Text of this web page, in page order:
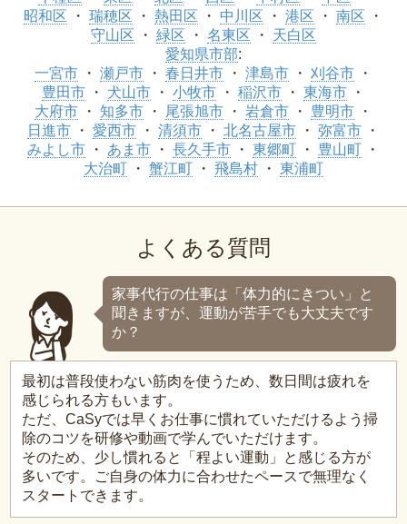
昭和区
瑞穂区 熱田区 中川区 港区
南区
守山区
緑区 名東区
天白区
愛知県市部:
一宮市
瀬戸市 春日井市 津島市
刈谷市
豊田市
犬山市 小牧市 稲沢市
東海市
大府市
知多市 尾張旭市 岩倉市
豊明市
日進市
愛西市 清須市 北名古屋市
弥富市
みよし市
あま市 長久手市 東郷町
豊山町
大治町
蟹江町 飛島村 東浦町
よくある質問
家事代行の仕事は「体力的にきつい」と
聞きますが、運動が苦手でも大丈夫です
か？
最初は普段使わない筋肉を使うため、数日間は疲れを
感じられる方もいます。
ただ、CaSyでは早くお仕事に慣れていただけるよう掃
除のコツを研修や動画で学んでいただけます。
そのため、少し慣れると「程よい運動」と感じる方が
多いです。ご自身の体力に合わせたペースで無理なく
スタートできます。